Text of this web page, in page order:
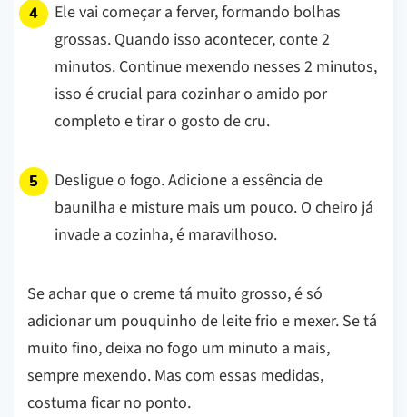
Ele vai começar a ferver, formando bolhas
grossas. Quando isso acontecer, conte 2
minutos. Continue mexendo nesses 2 minutos,
isso é crucial para cozinhar o amido por
completo e tirar o gosto de cru.
Desligue o fogo. Adicione a essência de
baunilha e misture mais um pouco. O cheiro já
invade a cozinha, é maravilhoso.
Se achar que o creme tá muito grosso, é só
adicionar um pouquinho de leite frio e mexer. Se tá
muito fino, deixa no fogo um minuto a mais,
sempre mexendo. Mas com essas medidas,
costuma ficar no ponto.